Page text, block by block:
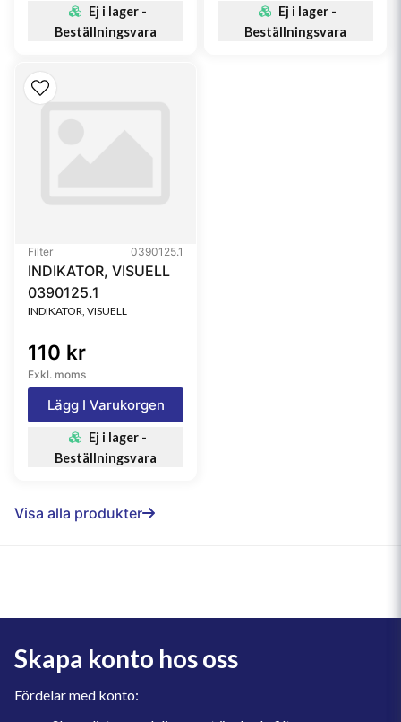
Ej i lager -
Beställningsvara
Ej i lager -
Beställningsvara
Filter 0390125.1
INDIKATOR, VISUELL
0390125.1
INDIKATOR, VISUELL
110 kr
Exkl. moms
Lägg I Varukorgen
Ej i lager -
Beställningsvara
Visa alla produkter
Skapa konto hos oss
Fördelar med konto: